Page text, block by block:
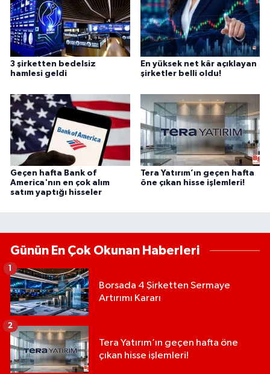
3 şirketten bedelsiz
hamlesi geldi
En yüksek net kâr açıklayan
şirketler belli oldu!
Geçen hafta Bank of
America'nın en çok alım
satım yaptığı hisseler
Tera Yatırım’ın geçen hafta
öne çıkan hisse işlemleri!
Günün En Çok Okunan Haberleri
Borsada 4 Şirketten Sermaye
Artırımı Kararı
1
Tera Yatırım’ın geçen hafta öne
çıkan hisse işlemleri!
2